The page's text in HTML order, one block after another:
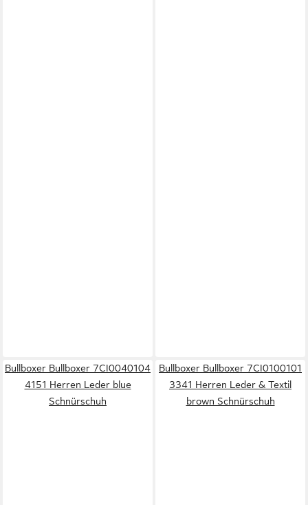
Bullboxer Bullboxer 7CI0040104
4151 Herren Leder blue
Schnürschuh
Bullboxer Bullboxer 7CI0100101
3341 Herren Leder & Textil
brown Schnürschuh